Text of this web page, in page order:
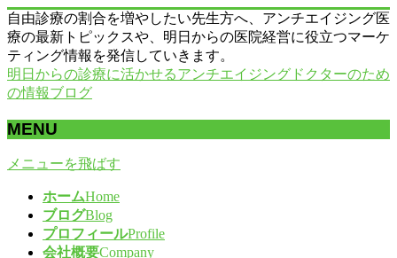
自由診療の割合を増やしたい先生方へ、アンチエイジング医
療の最新トピックスや、明日からの医院経営に役立つマーケ
ティング情報を発信していきます。
明日からの診療に活かせるアンチエイジングドクターのため
の情報ブログ
MENU
メニューを飛ばす
ホームHome
ブログBlog
プロフィールProfile
会社概要Company